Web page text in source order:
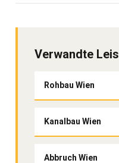
Verwandte
Rohbau Wien
Kanalbau Wien
Abbruch Wien